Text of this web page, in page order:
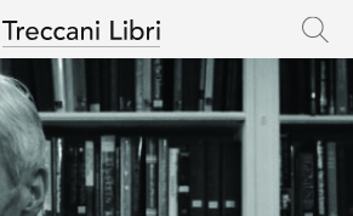
HOME
CASA EDITRICE